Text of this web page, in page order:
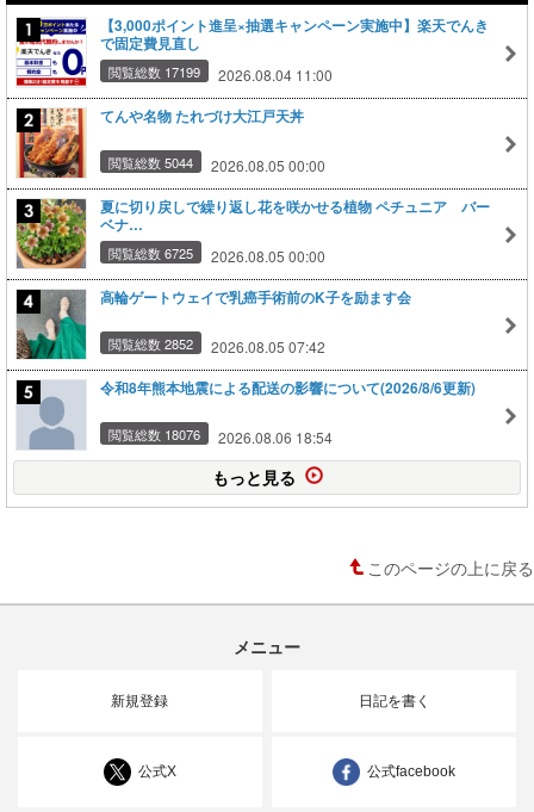
【3,000ポイント進呈×抽選キャンペーン実施中】楽天でんき
で固定費見直し
閲覧総数 17199 2026.08.04 11:00
てんや名物 たれづけ大江戸天丼
閲覧総数 5044 2026.08.05 00:00
夏に切り戻しで繰り返し花を咲かせる植物 ペチュニア バー
ベナ…
閲覧総数 6725 2026.08.05 00:00
高輪ゲートウェイで乳癌手術前のK子を励ます会
閲覧総数 2852 2026.08.05 07:42
令和8年熊本地震による配送の影響について(2026/8/6更新)
閲覧総数 18076 2026.08.06 18:54
もっと見る
このページの上に戻る
メニュー
新規登録 日記を書く
公式X 公式facebook